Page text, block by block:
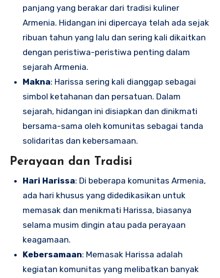
panjang yang berakar dari tradisi kuliner
Armenia. Hidangan ini dipercaya telah ada sejak
ribuan tahun yang lalu dan sering kali dikaitkan
dengan peristiwa-peristiwa penting dalam
sejarah Armenia.
Makna: Harissa sering kali dianggap sebagai
simbol ketahanan dan persatuan. Dalam
sejarah, hidangan ini disiapkan dan dinikmati
bersama-sama oleh komunitas sebagai tanda
solidaritas dan kebersamaan.
Perayaan dan Tradisi
Hari Harissa: Di beberapa komunitas Armenia,
ada hari khusus yang didedikasikan untuk
memasak dan menikmati Harissa, biasanya
selama musim dingin atau pada perayaan
keagamaan.
Kebersamaan: Memasak Harissa adalah
kegiatan komunitas yang melibatkan banyak